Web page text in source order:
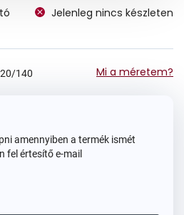
Jelenleg nincs készleten
140 Mi a méretem?
amennyiben a termék ismét
fel értesítő e-mail